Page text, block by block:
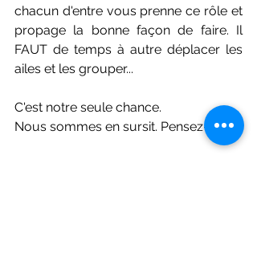
chacun d'entre vous prenne ce rôle et
propage la bonne façon de faire. Il
FAUT de temps à autre déplacer les
ailes et les grouper...
C'est notre seule chance.
Nous sommes en sursit. Pensez-y !